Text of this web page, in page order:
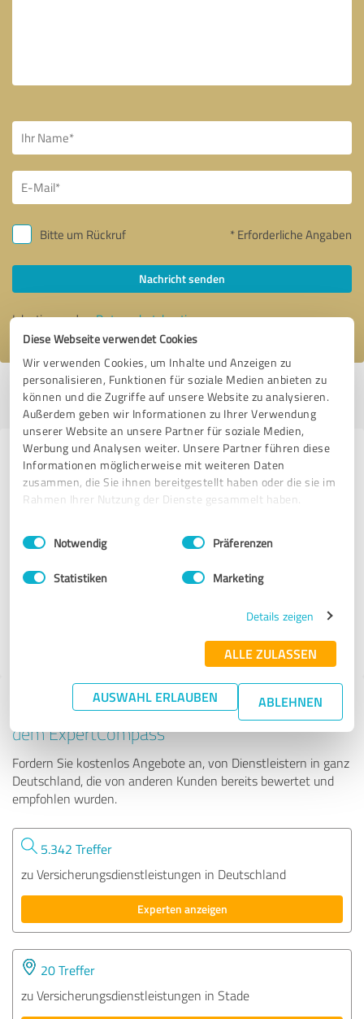
Diese Webseite verwendet Cookies
Wir verwenden Cookies, um Inhalte und Anzeigen zu
personalisieren, Funktionen für soziale Medien anbieten zu
können und die Zugriffe auf unsere Website zu analysieren.
Außerdem geben wir Informationen zu Ihrer Verwendung
unserer Website an unsere Partner für soziale Medien,
Werbung und Analysen weiter. Unsere Partner führen diese
Informationen möglicherweise mit weiteren Daten
zusammen, die Sie ihnen bereitgestellt haben oder die sie im
Rahmen Ihrer Nutzung der Dienste gesammelt haben.
Impressum Datenschutzbestimmungen
Einwilligungsauswahl
Notwendig Präferenzen
Statistiken Marketing
Details zeigen
ALLE ZULASSEN
AUSWAHL ERLAUBEN ABLEHNEN
Bitte um Rückruf * Erforderliche Angaben
Nachricht senden
Ich stimme denDatenschutzbestimmungenzu.
Profil aktiv seit 18.06.2020 | Letzte Aktualisierung: 18.07.2026
melden
Erfahrungen zu weiteren
Anbietern aus dem Bereich
Versicherungsdienstleistungen
VPV Mario Nauss
Tipp: Die passenden Experten finden - mit
dem ExpertCompass
Fordern Sie kostenlos Angebote an, von Dienstleistern in ganz
Deutschland, die von anderen Kunden bereits bewertet und
empfohlen wurden.
5.342 Treffer
zu Versicherungsdienstleistungen in Deutschland
Experten anzeigen
20 Treffer
zu Versicherungsdienstleistungen in Stade